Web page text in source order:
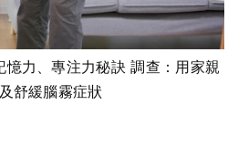
憶力、專注力秘訣 調查：用家親
舒緩腦霧症狀